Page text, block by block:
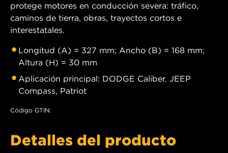
protege motores en conducción severa: tráfico,
caminos de tierra, obras, trayectos cortos e
interestatales.
Longitud (A) = 327 mm; Ancho (B) = 168 mm;
Altura (H) = 30 mm
Aplicación principal: DODGE Caliber. JEEP
Compass, Patriot
Código GTIN:
Detalles del producto